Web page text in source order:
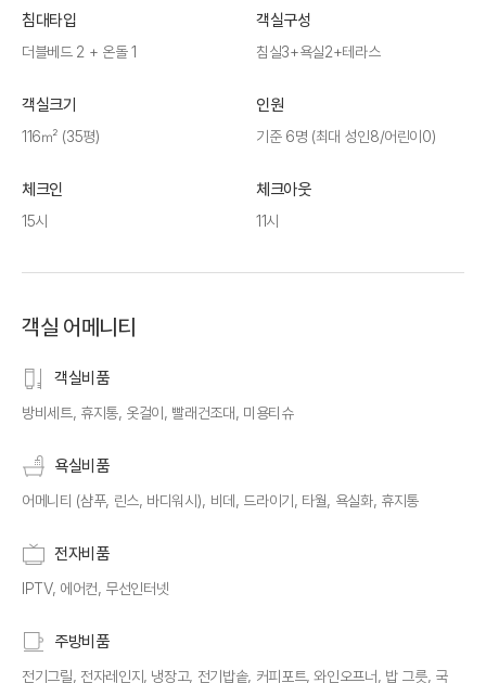
침대타입
더블베드 2 + 온돌 1
객실구성
침실3+욕실2+테라스
객실크기
116㎡ (35평)
인원
기준 6명 (최대 성인8/어린이0)
체크인
15시
체크아웃
11시
객실 어메니티
객실비품
방비세트, 휴지통, 옷걸이, 빨래건조대, 미용티슈
욕실비품
어메니티 (샴푸, 린스, 바디워시), 비데, 드라이기, 타월, 욕실화, 휴지통
전자비품
IPTV, 에어컨, 무선인터넷
주방비품
전기그릴, 전자레인지, 냉장고, 전기밥솥, 커피포트, 와인오프너, 밥 그릇, 국